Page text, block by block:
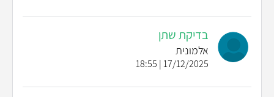
בדיקת שתן
אלמונית
17/12/2025 | 18:55